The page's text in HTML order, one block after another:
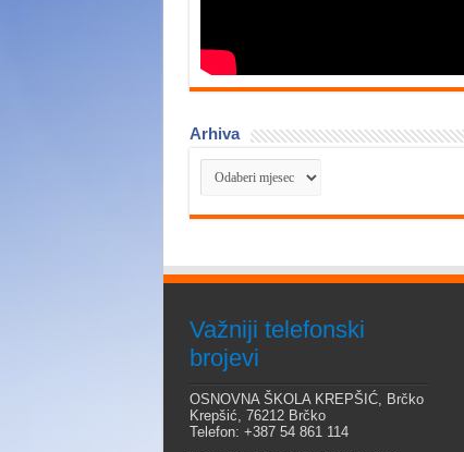
Arhiva
Arhiva
Važniji telefonski
brojevi
OSNOVNA ŠKOLA KREPŠIĆ, Brčko
Krepšić, 76212 Brčko
Telefon: +387 54 861 114